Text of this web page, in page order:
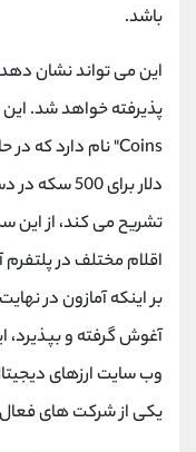
باشد.
این می تواند نشان
پذیرفته خواهد شد.
Coins
دلار برای
تشریح می کند، از این
اقلام مختلف در
بر اینکه آمازون در
یکی از شرکت های فعال